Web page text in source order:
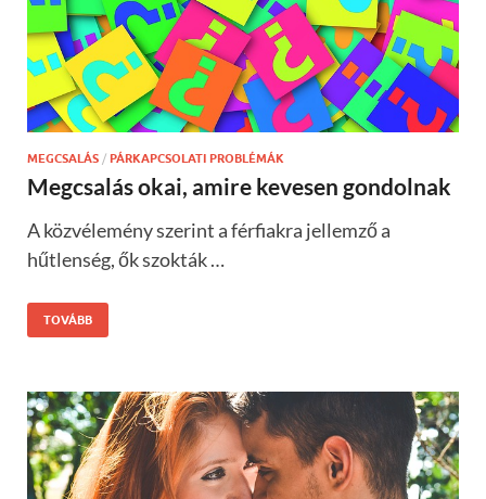
MEGCSALÁS / PÁRKAPCSOLATI PROBLÉMÁK
Megcsalás okai, amire kevesen gondolnak
A közvélemény szerint a férfiakra jellemző a
hűtlenség, ők szokták …
TOVÁBB